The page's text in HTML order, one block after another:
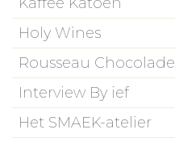
Holy Wines
Rousseau Chocolade
Interview By ief
Het SMAEK-atelier